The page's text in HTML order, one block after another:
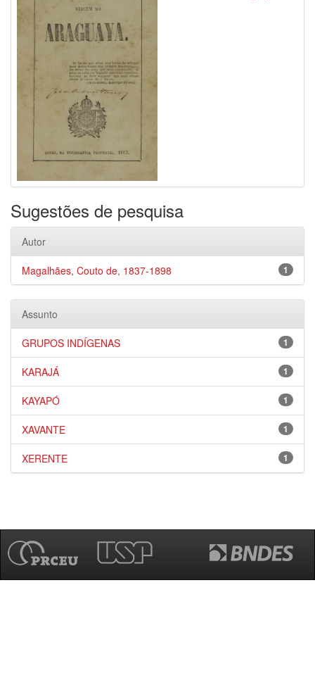
Sugestões de pesquisa
Autor
1
Magalhães, Couto de, 1837-1898
Assunto
1
GRUPOS INDÍGENAS
1
KARAJÁ
1
KAYAPÓ
1
XAVANTE
1
XERENTE